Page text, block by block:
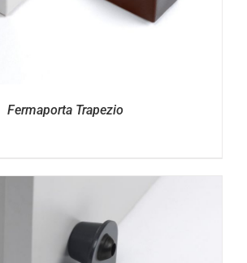
Fermaporta Trapezio